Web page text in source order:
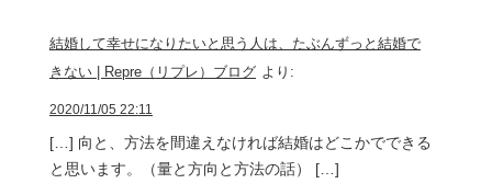
結婚して幸せになりたいと思う人は、たぶんずっと結婚で
きない | Repre（リプレ）ブログ より:
2020/11/05 22:11
[…] 向と、方法を間違えなければ結婚はどこかでできる
と思います。（量と方向と方法の話） […]